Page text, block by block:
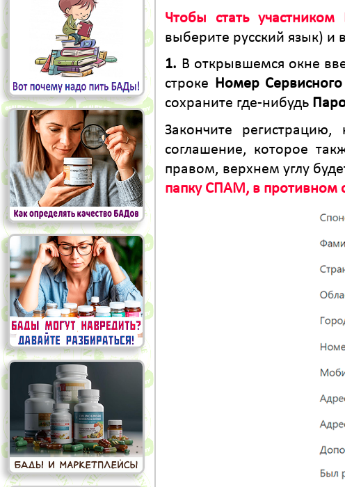
Чтобы стать участником
выберите русский язык) и
1. В открывшемся окне
строке Номер
сохраните где-нибудь
Закончите
соглашение, которое
правом, верхнем углу
папку СПАМ, в противном